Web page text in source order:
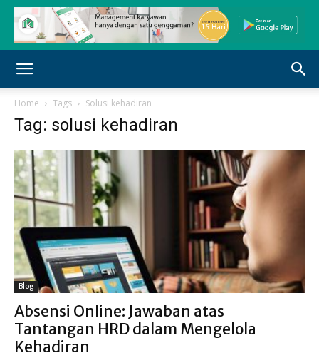
Home Tags Solusi kehadiran
Tag: solusi kehadiran
Blog
Absensi Online: Jawaban atas
Tantangan HRD dalam Mengelola
Kehadiran